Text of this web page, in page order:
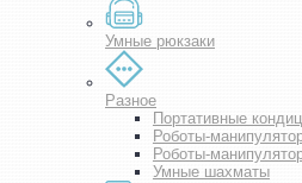
Умные рюкзаки
Разное
Портативные
Роботы-
Роботы-
Умные шахматы